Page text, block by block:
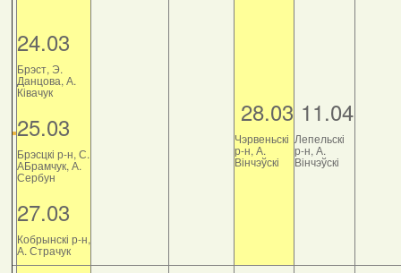
24.03
Брэст, Э.
Данцова, А.
Ківачук
25.03
Брэсцкі р-н, С.
АБрамчук, А.
Сербун
27.03
Кобрынскі р-н,
А. Страчук
28.03
Чэрвеньскі
р-н, А.
Вінчэўскі
11.04
Лепельскі
р-н, А.
Вінчэўскі